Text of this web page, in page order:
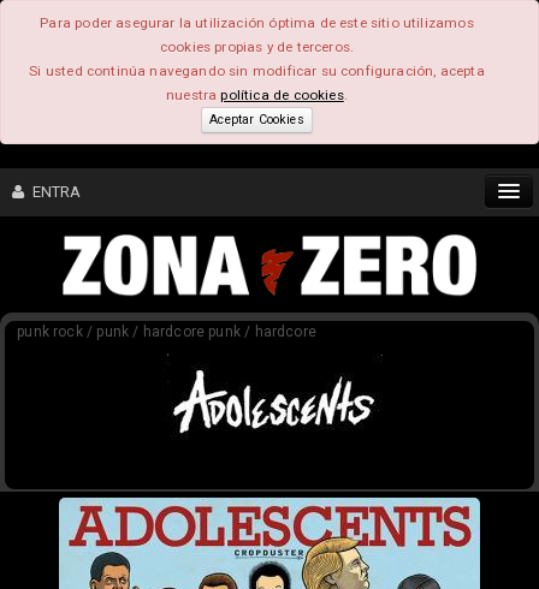
Para poder asegurar la utilización óptima de este sitio utilizamos
cookies propias y de terceros.
Si usted continúa navegando sin modificar su configuración, acepta
nuestrapolítica de cookies.
Aceptar Cookies
ENTRA
CONTENIDO
COMUNIDAD
punk rock / punk / hardcore punk / hardcore